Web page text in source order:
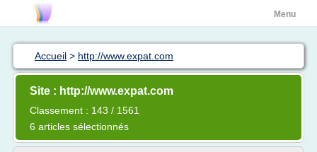
Menu
Accueil > http://www.expat.com
Site : http://www.expat.com
Classement : 143 / 1561
6 articles sélectionnés